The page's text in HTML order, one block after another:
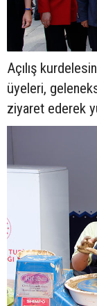
Açılış
üyeleri,
ziyaret ederek